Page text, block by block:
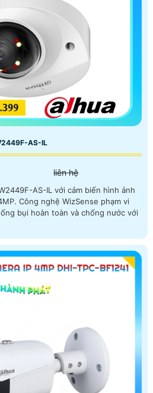
AS-IL
liên hệ
AS-IL với cảm biến hình ảnh
vi
bụi hoàn toàn và chống nước với